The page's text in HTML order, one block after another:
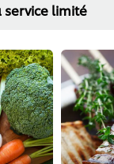
service limité